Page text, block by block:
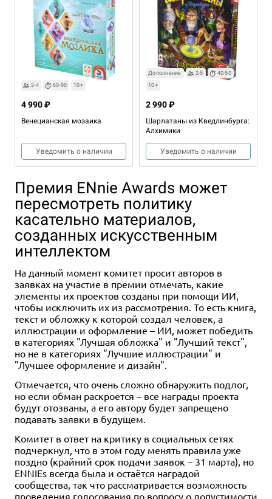
2-4 60-90 10+
Венецианская мозаика
4 990 ₽
Уведомить о наличии
Дополнение 2-5
40-50
10+
Шарлатаны из Кведлинбурга:
Алхимики
2 990 ₽
Уведомить о наличии
4+
Пазл Лимонные эльфы, 500
эл.
Уведомить о наличии
4+
Пазл "По дороге домой"
Уведомить о наличии
Премия ENnie Awards может
пересмотреть политику
касательно материалов,
созданных искусственным
интеллектом
На данный момент комитет просит авторов в
заявках на участие в премии отмечать, какие
элементы их проектов созданы при помощи ИИ,
чтобы исключить их из рассмотрения. То есть книга,
текст и обложку к которой создал человек, а
иллюстрации и оформление – ИИ, может победить
в категориях "Лучшая обложка" и "Лучший текст",
но не в категориях "Лучшие иллюстрации" и
"Лучшее оформление и дизайн".
Отмечается, что очень сложно обнаружить подлог,
но если обман раскроется – все награды проекта
будут отозваны, а его автору будет запрещено
подавать заявки в будущем.
Комитет в ответ на критику в социальных сетях
подчеркнул, что в этом году менять правила уже
поздно (крайний срок подачи заявок – 31 марта), но
ENNIEs всегда была и остаётся наградой
сообщества, так что рассматривается возможность
проведения голосования по вопросу о допустимости